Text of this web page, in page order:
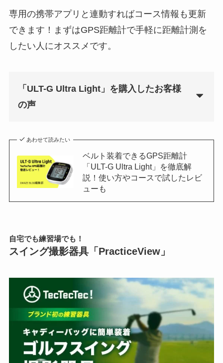
専用の携帯アプリと連動すればコース情報も更新
できます！まずはGPS距離計で手軽に距離計測を
したい人にオススメです。
「ULT-G Ultra Light」を購入したお客様
の声
あわせて読みたい
ベルト装着できるGPS距離計
「ULT-G Ultra Light」を徹底解
説！使い方やコースで試したレビ
ューも
自宅でも練習場でも！
スイング撮影器具「PracticeView」